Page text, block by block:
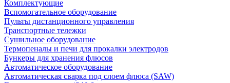
Комплектующие
Вспомогательное оборудование
Пульты дистанционного управления
Транспортные тележки
Сушильное оборудование
Термопеналы и печи для прокалки электродов
Бункеры для хранения флюсов
Автоматическое оборудование
Автоматическая сварка под слоем флюса (SAW)